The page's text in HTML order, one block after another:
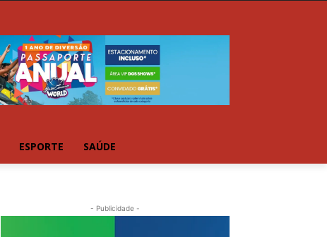
ESPORTE SAÚDE
- Publicidade -